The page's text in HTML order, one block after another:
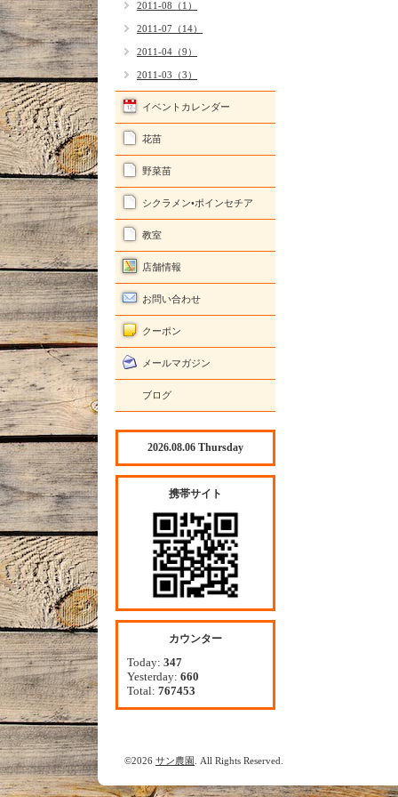
2011-08（1）
2011-07（14）
2011-04（9）
2011-03（3）
イベントカレンダー
花苗
野菜苗
シクラメン•ポインセチア
教室
店舗情報
お問い合わせ
クーポン
メールマガジン
ブログ
2026.08.06 Thursday
携帯サイト
カウンター
Today: 347
Yesterday: 660
Total: 767453
©2026 サン農園 . All Rights Reserved.